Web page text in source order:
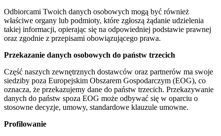
Odbiorcami Twoich danych osobowych mogą być również
właściwe organy lub podmioty, które zgłoszą żądanie udzielenia
takiej informacji, opierając się na odpowiedniej podstawie prawnej
oraz zgodnie z przepisami obowiązującego prawa.
Przekazanie danych osobowych do państw trzecich
Część naszych zewnętrznych dostawców oraz partnerów ma swoje
siedziby poza Europejskim Obszarem Gospodarczym (EOG), co
oznacza, że przekazujemy dane do państw trzecich. Przekazywanie
danych do państw spoza EOG może odbywać się w oparciu o
stosowne decyzje, umowy, standardowe klauzule umowne.
Profilowanie